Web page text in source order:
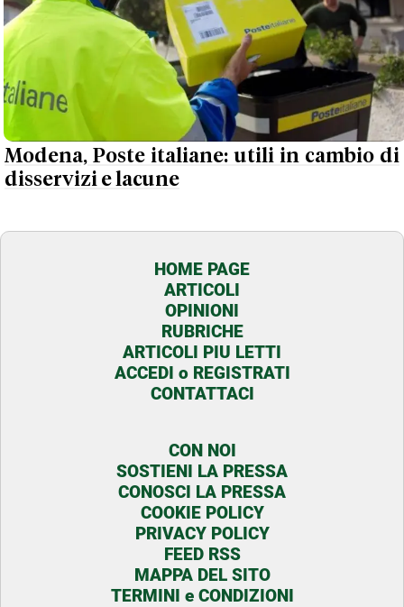
Modena, Poste italiane: utili in cambio di
disservizi e lacune
HOME PAGE
ARTICOLI
OPINIONI
RUBRICHE
ARTICOLI PIU LETTI
ACCEDI o REGISTRATI
CONTATTACI
CON NOI
SOSTIENI LA PRESSA
CONOSCI LA PRESSA
COOKIE POLICY
PRIVACY POLICY
FEED RSS
MAPPA DEL SITO
TERMINI e CONDIZIONI